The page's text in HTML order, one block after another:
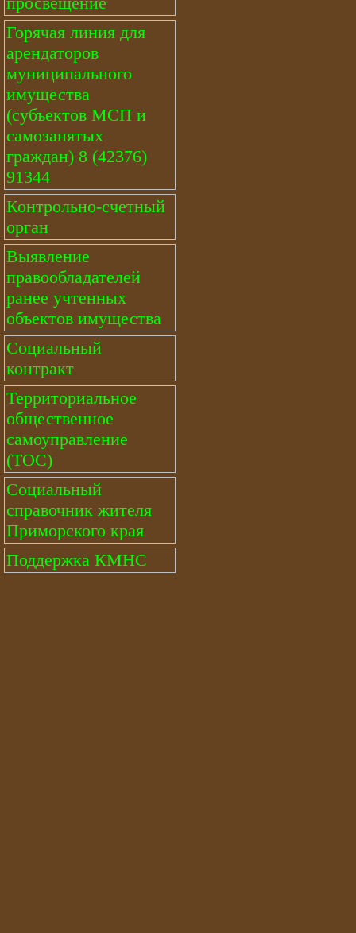
Горячая линия для
арендаторов
муниципального
имущества
(субъектов МСП и
самозанятых
граждан) 8 (42376)
91344
Контрольно-счетный
орган
Выявление
правообладателей
ранее учтенных
объектов имущества
Социальный
контракт
Территориальное
общественное
самоуправление
(ТОС)
Социальный
справочник жителя
Приморского края
Поддержка КМНС